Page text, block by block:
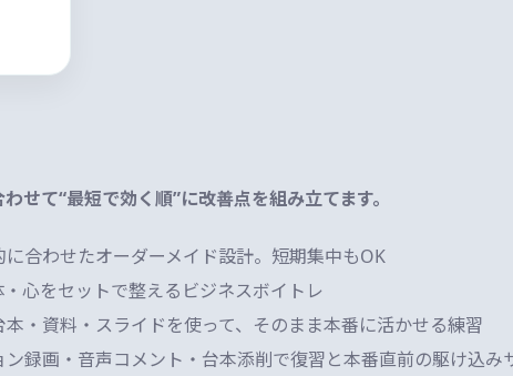
せて“最短で効く順”に改善点を組み立てます。
合わせたオーダーメイド設計。短期集中もOK
心をセットで整えるビジネスボイトレ
・資料・スライドを使って、そのまま本番に活かせる練習
録画・音声コメント・台本添削で復習と本番直前の駆け込み